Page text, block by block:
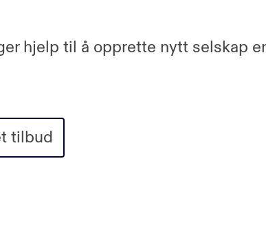
hjelp til å opprette nytt selskap
tilbud